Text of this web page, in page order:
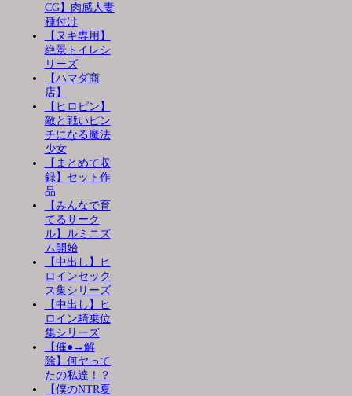
CG】肉感人妻
種付け
【ヌキ専用】
絶景トイレシ
リーズ
【ハマダ商
店】
【ヒロピン】
敵と戦いピン
チになる魔法
少女
【まとめて収
録】セット作
品
【みんなで育
てるサーク
ル】ルミニズ
ム開始
【中出し】ヒ
ロインセック
ス集シリーズ
【中出し】ヒ
ロイン騎乗位
集シリーズ
【催●→解
除】何ヤって
たの私達！？
【僕のNTR夏